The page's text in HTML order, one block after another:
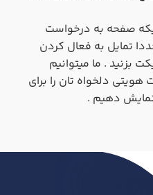
صفحه به درخواست
تمایل به فعال کردن
بزنید . ما میتوانیم
دلخواه تان را برای
دهیم .